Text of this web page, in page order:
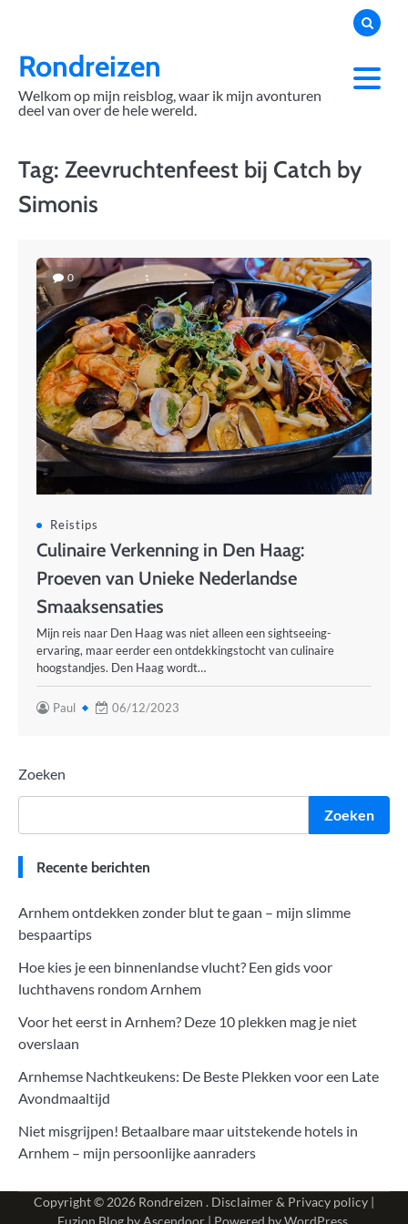
contentRondreizen
Welkom op mijn reisblog, waar ik mijn avonturen
deel van over de hele wereld.
Tag: Zeevruchtenfeest bij Catch by
Simonis
0
Reistips
Culinaire Verkenning in Den Haag:
Proeven van Unieke Nederlandse
Smaaksensaties
Mijn reis naar Den Haag was niet alleen een sightseeing-
ervaring, maar eerder een ontdekkingstocht van culinaire
hoogstandjes. Den Haag wordt…
Paul 06/12/2023
Zoeken
Zoeken
Recente berichten
Arnhem ontdekken zonder blut te gaan – mijn slimme
bespaartips
Hoe kies je een binnenlandse vlucht? Een gids voor
luchthavens rondom Arnhem
Voor het eerst in Arnhem? Deze 10 plekken mag je niet
overslaan
Arnhemse Nachtkeukens: De Beste Plekken voor een Late
Avondmaaltijd
Niet misgrijpen! Betaalbare maar uitstekende hotels in
Arnhem – mijn persoonlijke aanraders
Copyright © 2026 Rondreizen . Disclaimer & Privacy policy |
Fuzion Blog by Ascendoor | Powered byWordPress